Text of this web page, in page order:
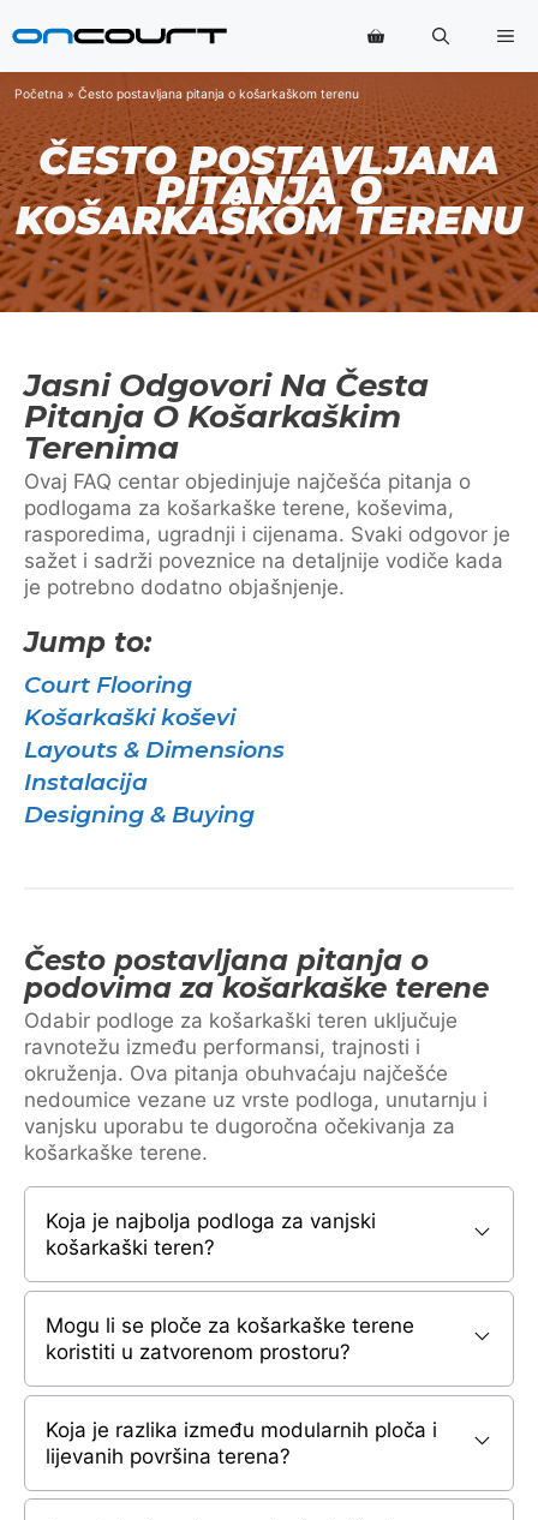
na
Početna » Često postavljana pitanja o košarkaškom terenu
ČESTO POSTAVLJANA
PITANJA O
KOŠARKAŠKOM TERENU
Jasni Odgovori Na Česta
Pitanja O Košarkaškim
Terenima
Ovaj FAQ centar objedinjuje najčešća pitanja o
podlogama za košarkaške terene, koševima,
rasporedima, ugradnji i cijenama. Svaki odgovor je
sažet i sadrži poveznice na detaljnije vodiče kada
je potrebno dodatno objašnjenje.
Jump to:
Court Flooring
Košarkaški koševi
Layouts & Dimensions
Instalacija
Designing & Buying
Često postavljana pitanja o
podovima za košarkaške terene
Odabir podloge za košarkaški teren uključuje
ravnotežu između performansi, trajnosti i
okruženja. Ova pitanja obuhvaćaju najčešće
nedoumice vezane uz vrste podloga, unutarnju i
vanjsku uporabu te dugoročna očekivanja za
košarkaške terene.
Koja je najbolja podloga za vanjski
košarkaški teren?
Mogu li se ploče za košarkaške terene
koristiti u zatvorenom prostoru?
Koja je razlika između modularnih ploča i
lijevanih površina terena?